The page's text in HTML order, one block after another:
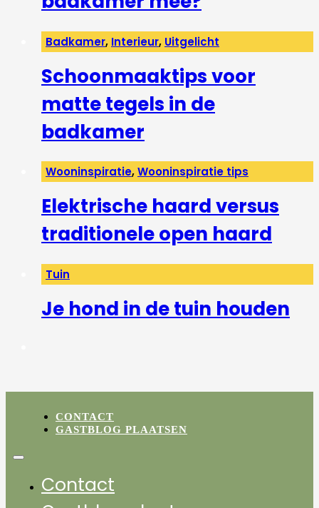
Badkamer, Interieur, Uitgelicht
Schoonmaaktips voor
matte tegels in de
badkamer
Wooninspiratie,Wooninspiratie tips
Elektrische haard versus
traditionele open haard
Tuin
Je hond in de tuin houden
CONTACT
GASTBLOG PLAATSEN
Contact